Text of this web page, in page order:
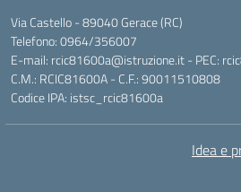
Via Castello - 89040 Gerace (RC)
Telefono: 0964/356007
E-mail: rcic81600a@istruzione.it - PEC:
C.M.: RCIC81600A - C.F.: 90011510808
Codice IPA: istsc_rcic81600a
Idea e